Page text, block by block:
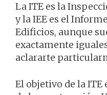
La ITE es la
y la IEE es el
Edificios, aunque
exactamente
aclararte
El objetivo de la